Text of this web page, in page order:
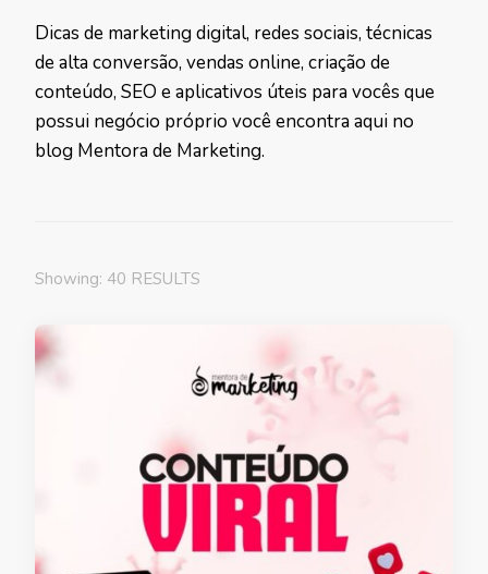
Dicas de marketing digital, redes sociais, técnicas
de alta conversão, vendas online, criação de
conteúdo, SEO e aplicativos úteis para vocês que
possui negócio próprio você encontra aqui no
blog Mentora de Marketing.
Showing: 40 RESULTS